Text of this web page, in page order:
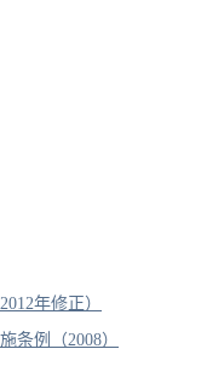
年修正）
条例（2008）